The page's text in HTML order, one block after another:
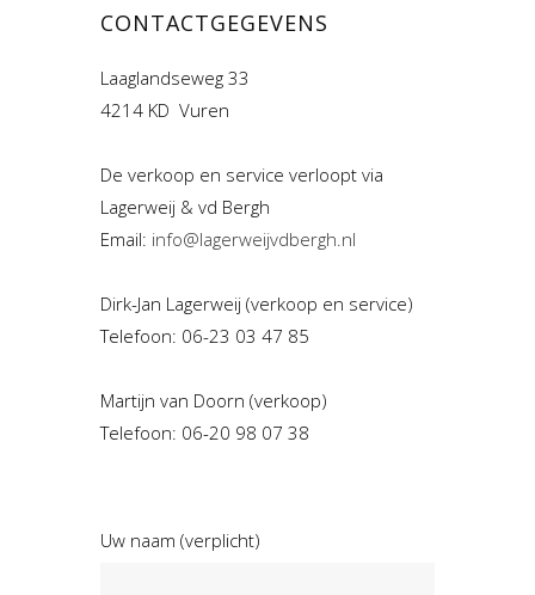
CONTACTGEGEVENS
Laaglandseweg 33
4214 KD Vuren
De verkoop en service verloopt via
Lagerweij & vd Bergh
Email: info@lagerweijvdbergh.nl
Dirk-Jan Lagerweij (verkoop en service)
Telefoon: 06-23 03 47 85
Martijn van Doorn (verkoop)
Telefoon: 06-20 98 07 38
Uw naam (verplicht)